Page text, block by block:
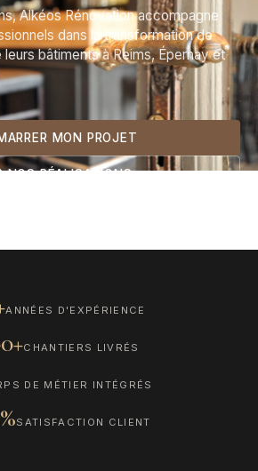
Alkéos Rénovation accompagne
dans la transformation de
bâtiments à Reims, Épernay et
MON PROJET
NOS RÉALISATIONS→
ANNÉES D'EXPÉRIENCE
CHANTIERS LIVRÉS
DE MÉTIER INTÉGRÉS
SATISFACTION CLIENT